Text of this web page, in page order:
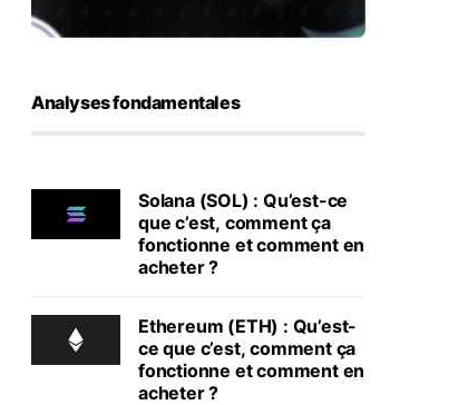
Analyses fondamentales
Solana (SOL) : Qu’est-ce
que c’est, comment ça
fonctionne et comment en
acheter ?
Ethereum (ETH) : Qu’est-
ce que c’est, comment ça
fonctionne et comment en
acheter ?